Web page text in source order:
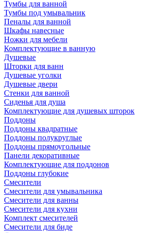
Тумбы для ванной
Тумбы под умывальник
Пеналы для ванной
Шкафы навесные
Ножки для мебели
Комплектующие в ванную
Душевые
Шторки для ванн
Душевые уголки
Душевые двери
Стенки для ванной
Сиденья для душа
Комплектующие для душевых шторок
Поддоны
Поддоны квадратные
Поддоны полукруглые
Поддоны прямоугольные
Панели декоративные
Комплектующие для поддонов
Поддоны глубокие
Смесители
Смесители для умывальника
Смесители для ванны
Смесители для кухни
Комплект смесителей
Смесители для биде